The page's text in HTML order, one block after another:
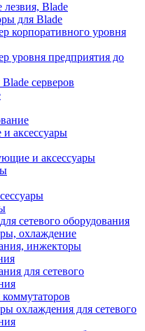
Blade
для Blade
корпоративного уровня
уровня предприятия до
серверов
аксессуары
и аксессуары
сетевого оборудования
охлаждение
инжекторы
для сетевого
охлаждения для сетевого